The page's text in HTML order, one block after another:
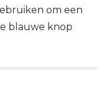
om een
blauwe knop